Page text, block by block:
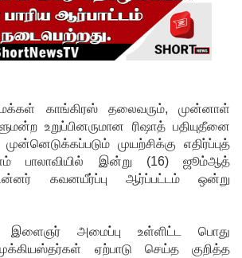
காங்கிரஸ் தலைவரும், முன்னாள்
உறுப்பினருமான ரிஷாத் பதியுதீனை
முயற்சிக்கு எதிர்ப்புத்
பாலாவியில் இன்று (16) ஜூம்ஆத்
கவனயீர்ப்பு ஆர்ப்பட்டம் ஒன்று
இளைஞர் அமைப்பு உள்ளிட்ட பொது
ஏற்பாடு செய்த குறித்த